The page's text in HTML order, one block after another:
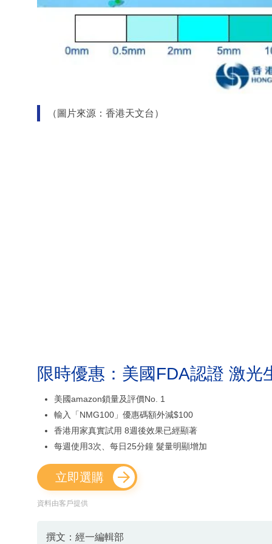
（圖片來源：香港天文台）
限時優惠：美國FDA認證 激光
美國amazon鎖量及評價No. 1
輸入「NMG100」優惠碼額外減$100
香港用家真實試用 8週後效果已經顯著
每週使用3次、每日25分鐘 髮量明顯增加
立即選購
資料由客戶提供
撰文：經一編輯部